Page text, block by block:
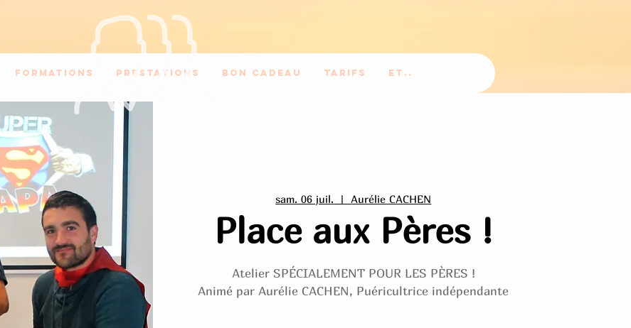
sam. 06 juil.
  |
Aurélie CACHEN
Place aux Pères !
Atelier SPÉCIALEMENT POUR LES PÈRES !
Animé par Aurélie CACHEN, Puéricultrice indépendante
Formations Prestations Bon Cadeau Tarifs Et..